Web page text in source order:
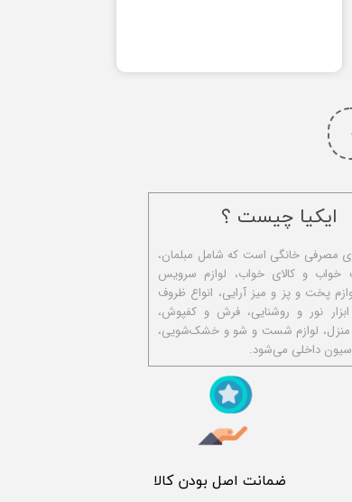
ایکیا چیست ؟
تولیدکننده بیش از ۱۲۰۰۰ کالای مصرفی خانگی است که شامل مبلمان،
و کالای خواب، لوازم سرویس
پخت و پز و میز آرایی، انواع ظروف
نور و روشنایی، فرش و کفپوش،
منزل، لوازم شست و شو و خشک‌شویی،
داخلی می‌شود.
​ ضمانت اصل بودن کالا